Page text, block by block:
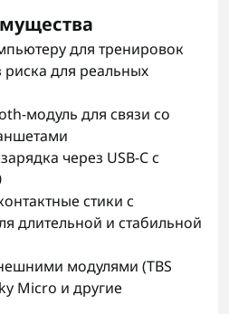
для тренировок
риска для реальных
модуль для связи со
через USB-C с
стики с
длительной и стабильной
модулями (TBS
Micro и другие